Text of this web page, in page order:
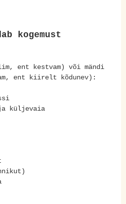
kogemust
ent kestvam) või mändi
ent kiirelt kõdunev):
küljevaia